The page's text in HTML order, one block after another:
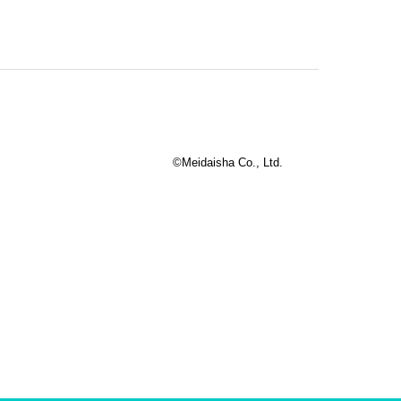
©Meidaisha Co., Ltd.